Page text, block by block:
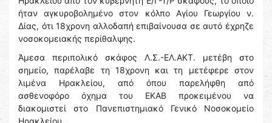
ήταν αγκυροβολημένο στον κόλπο Αγίου Γεωργίου ν.
Δίας, ότι 18χρονη αλλοδαπή επιβαίνουσα σε αυτό έχρηζε
νοσοκομειακής περίθαλψης.
Άμεσα περιπολικό σκάφος Λ.Σ.-ΕΛ.ΑΚΤ. μετέβη στο
σημείο, παρέλαβε τη 18χρονη και τη μετέφερε στον
λιμένα Ηρακλείου, από όπου παρελήφθη από
ασθενοφόρο όχημα του ΕΚΑΒ προκειμένου να
διακομιστεί στο Πανεπιστημιακό Γενικό Νοσοκομείο